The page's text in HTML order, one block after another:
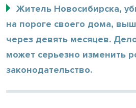
Житель Новосибирска,
на пороге своего дома,
через девять месяцев.
может серьезно изменить
законодательство.